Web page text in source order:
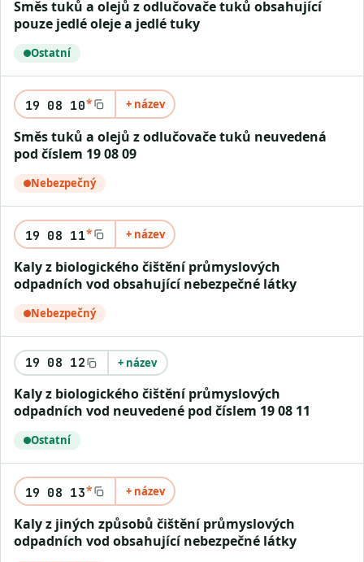
Směs tuků a olejů z odlučovače tuků obsahující
pouze jedlé oleje a jedlé tuky
Ostatní
19 08 10* + název
Směs tuků a olejů z odlučovače tuků neuvedená
pod číslem 19 08 09
Nebezpečný
19 08 11* + název
Kaly z biologického čištění průmyslových
odpadních vod obsahující nebezpečné látky
Nebezpečný
19 08 12 + název
Kaly z biologického čištění průmyslových
odpadních vod neuvedené pod číslem 19 08 11
Ostatní
19 08 13* + název
Kaly z jiných způsobů čištění průmyslových
odpadních vod obsahující nebezpečné látky